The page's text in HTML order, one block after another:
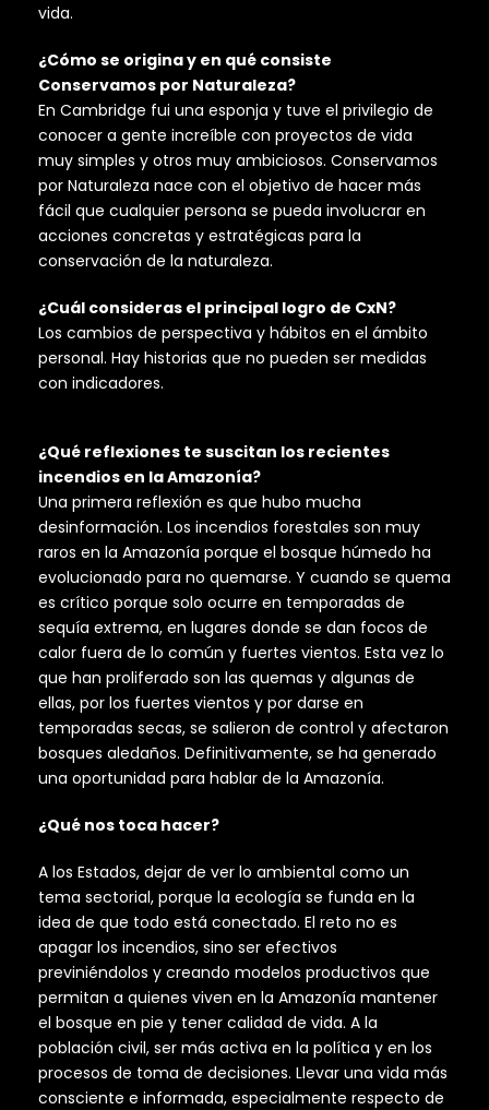
vida.
¿Cómo se origina y en qué consiste
Conservamos por Naturaleza?
En Cambridge fui una esponja y tuve el privilegio de
conocer a gente increíble con proyectos de vida
muy simples y otros muy ambiciosos. Conservamos
por Naturaleza nace con el objetivo de hacer más
fácil que cualquier persona se pueda involucrar en
acciones concretas y estratégicas para la
conservación de la naturaleza.
¿Cuál consideras el principal logro de CxN?
Los cambios de perspectiva y hábitos en el ámbito
personal. Hay historias que no pueden ser medidas
con indicadores.
¿Qué reflexiones te suscitan los recientes
incendios en la Amazonía?
Una primera reflexión es que hubo mucha
desinformación. Los incendios forestales son muy
raros en la Amazonía porque el bosque húmedo ha
evolucionado para no quemarse. Y cuando se quema
es crítico porque solo ocurre en temporadas de
sequía extrema, en lugares donde se dan focos de
calor fuera de lo común y fuertes vientos. Esta vez lo
que han proliferado son las quemas y algunas de
ellas, por los fuertes vientos y por darse en
temporadas secas, se salieron de control y afectaron
bosques aledaños. Definitivamente, se ha generado
una oportunidad para hablar de la Amazonía.
¿Qué nos toca hacer?
A los Estados, dejar de ver lo ambiental como un
tema sectorial, porque la ecología se funda en la
idea de que todo está conectado. El reto no es
apagar los incendios, sino ser efectivos
previniéndolos y creando modelos productivos que
permitan a quienes viven en la Amazonía mantener
el bosque en pie y tener calidad de vida. A la
población civil, ser más activa en la política y en los
procesos de toma de decisiones. Llevar una vida más
consciente e informada, especialmente respecto de